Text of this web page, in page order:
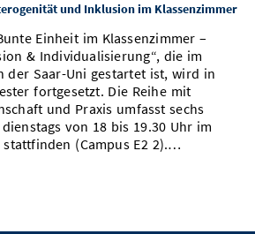
und Inklusion im Klassenzimmer
Einheit im Klassenzimmer –
& Individualisierung“, die im
der Saar-Uni gestartet ist, wird in
fortgesetzt. Die Reihe mit
und Praxis umfasst sechs
von 18 bis 19.30 Uhr im
stattfinden (Campus E2 2).…